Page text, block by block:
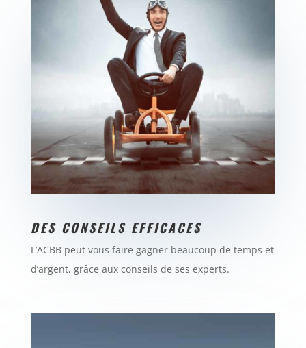
DES CONSEILS EFFICACES
L’ACBB peut vous faire gagner beaucoup de temps et
d’argent, grâce aux conseils de ses experts.